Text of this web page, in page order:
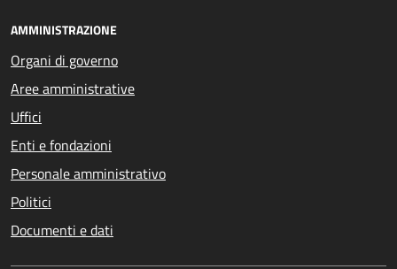
AMMINISTRAZIONE
Organi di governo
Aree amministrative
Uffici
Enti e fondazioni
Personale amministrativo
Politici
Documenti e dati